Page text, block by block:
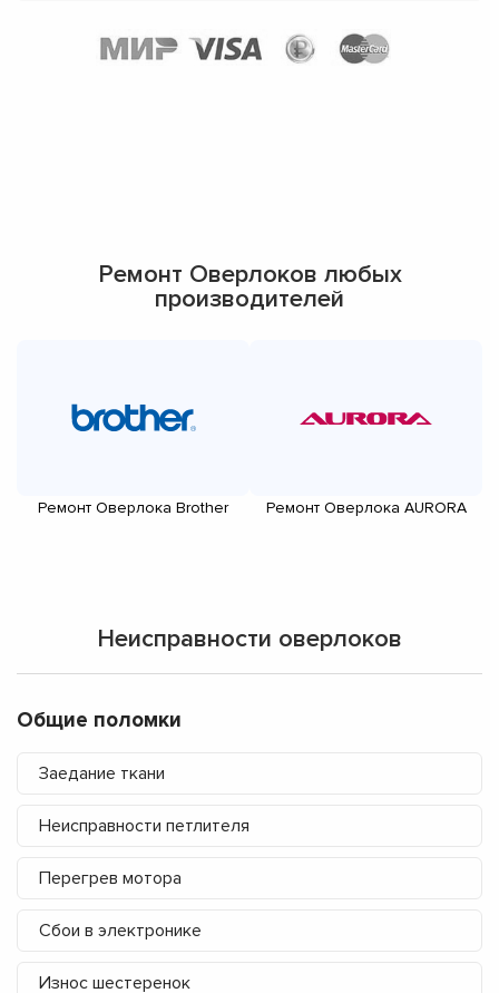
Ремонт Оверлоков любых
производителей
Ремонт Оверлока Brother Ремонт Оверлока AURORA
Неисправности оверлоков
Общие поломки
Заедание ткани
Неисправности петлителя
Перегрев мотора
Сбои в электронике
Износ шестеренок